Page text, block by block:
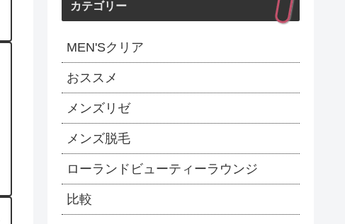
カテゴリー
MEN'Sクリア
おススメ
メンズリゼ
メンズ脱毛
ローランドビューティーラウンジ
比較